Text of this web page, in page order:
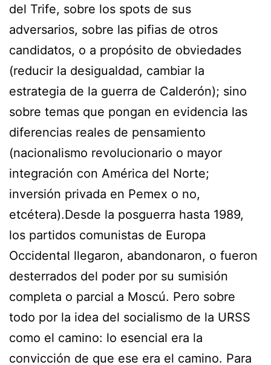
del Trife, sobre los spots de sus
adversarios, sobre las pifias de otros
candidatos, o a propósito de obviedades
(reducir la desigualdad, cambiar la
estrategia de la guerra de Calderón); sino
sobre temas que pongan en evidencia las
diferencias reales de pensamiento
(nacionalismo revolucionario o mayor
integración con América del Norte;
inversión privada en Pemex o no,
etcétera).Desde la posguerra hasta 1989,
los partidos comunistas de Europa
Occidental llegaron, abandonaron, o fueron
desterrados del poder por su sumisión
completa o parcial a Moscú. Pero sobre
todo por la idea del socialismo de la URSS
como el camino: lo esencial era la
convicción de que ese era el camino. Para